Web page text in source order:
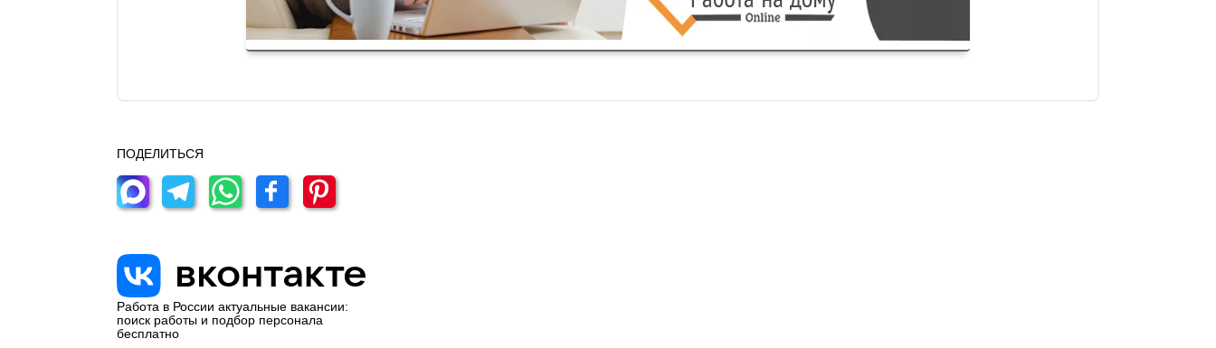
ПОДЕЛИТЬСЯ
Работа в России актуальные вакансии:
поиск работы и подбор персонала
бесплатно